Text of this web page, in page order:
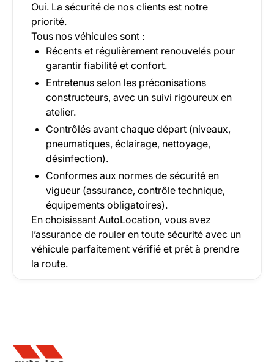
Oui. La sécurité de nos clients est notre
priorité.
Tous nos véhicules sont :
Récents et régulièrement renouvelés pour
garantir fiabilité et confort.
Entretenus selon les préconisations
constructeurs, avec un suivi rigoureux en
atelier.
Contrôlés avant chaque départ (niveaux,
pneumatiques, éclairage, nettoyage,
désinfection).
Conformes aux normes de sécurité en
vigueur (assurance, contrôle technique,
équipements obligatoires).
En choisissant AutoLocation, vous avez
l’assurance de rouler en toute sécurité avec un
véhicule parfaitement vérifié et prêt à prendre
la route.